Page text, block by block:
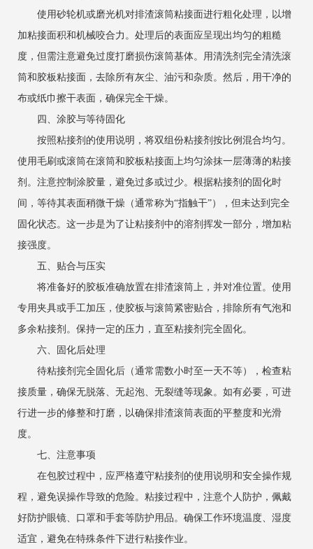
‌使用砂轮机或磨光机对排渣滚筒粘接面进行粗化处理，以增
加粘接面积和机械咬合力。处理后的表面应呈现出均匀的粗糙
度，但需注意避免过度打磨损伤滚筒基体。用清洗剂完全清洗滚
筒和胶板粘接面，去除所有灰尘、油污和杂质。然后，用干净的
布或纸巾擦干表面，确保完全干燥。
四、涂胶与等待固化
按照粘接剂的使用说明，将双组份粘接剂按比例混合均匀。
使用毛刷或滚筒在滚筒和胶板粘接面上均匀涂抹一层薄薄的粘接
剂。注意控制涂胶量，避免过多或过少。根据粘接剂的固化时
间，等待其表面稍微干燥（通常称为“指触干”），但未达到完全
固化状态。这一步是为了让粘接剂中的溶剂挥发一部分，增加粘
接强度。
五、贴合与压实
‌将准备好的胶板准确放置在排渣滚筒上，并对准位置。使用
专用夹具或手工加压，使胶板与滚筒紧密贴合，排除所有气泡和
多余粘接剂。保持一定的压力，直至粘接剂完全固化。
六、固化后处理
‌待粘接剂完全固化后（通常需数小时至一天不等），检查粘
接质量，确保无脱落、无起泡、无裂缝等现象。如有必要，可进
行进一步的修整和打磨，以确保排渣滚筒表面的平整度和光滑
度。
七、注意事项
‌在包胶过程中，应严格遵守粘接剂的使用说明和安全操作规
程，避免误操作导致的危险。粘接过程中，注意个人防护，佩戴
好防护眼镜、口罩和手套等防护用品。确保工作环境温度、湿度
适宜，避免在特殊条件下进行粘接作业。